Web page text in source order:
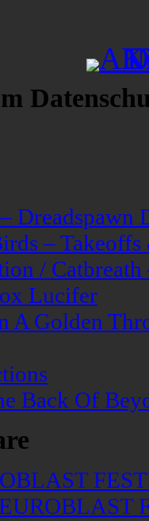
Dreadspawn
–
/
Lucifer
A Golden
Back Of